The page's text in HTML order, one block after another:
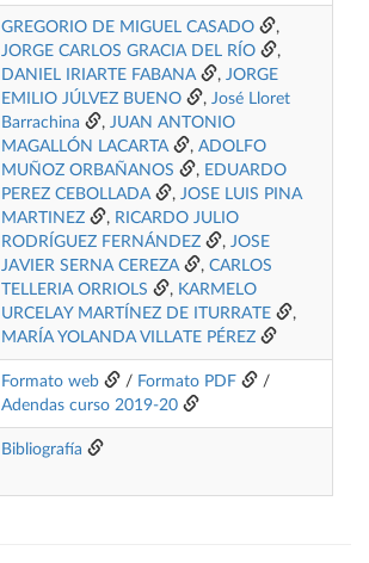
GREGORIO DE MIGUEL CASADO
,
JORGE CARLOS GRACIA DEL RÍO
,
DANIEL IRIARTE FABANA
, JORGE
EMILIO JÚLVEZ BUENO
, José Lloret
Barrachina
, JUAN ANTONIO
MAGALLÓN LACARTA
, ADOLFO
MUÑOZ ORBAÑANOS
, EDUARDO
PEREZ CEBOLLADA
, JOSE LUIS PINA
MARTINEZ
, RICARDO JULIO
RODRÍGUEZ FERNÁNDEZ
, JOSE
JAVIER SERNA CEREZA
, CARLOS
TELLERIA ORRIOLS
, KARMELO
URCELAY MARTÍNEZ DE ITURRATE
,
MARÍA YOLANDA VILLATE PÉREZ
Formato web / Formato PDF
/
Adendas curso 2019-20
Bibliografía